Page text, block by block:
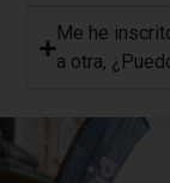
Me he
a otra,